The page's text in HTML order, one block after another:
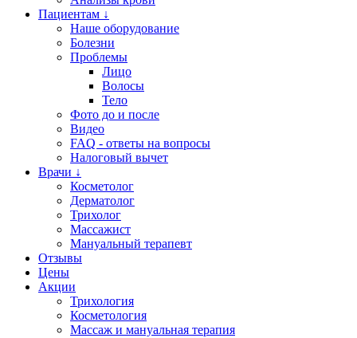
Пациентам ↓
Наше оборудование
Болезни
Проблемы
Лицо
Волосы
Тело
Фото до и после
Видео
FAQ - ответы на вопросы
Налоговый вычет
Врачи ↓
Косметолог
Дерматолог
Трихолог
Массажист
Мануальный терапевт
Отзывы
Цены
Акции
Трихология
Косметология
Массаж и мануальная терапия